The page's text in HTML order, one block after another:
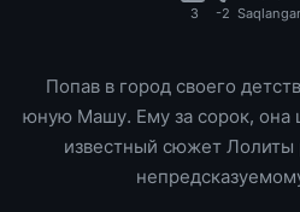
3 -2
Попав в город своего
юную Машу. Ему за сорок, она
известный сюжет Лолиты